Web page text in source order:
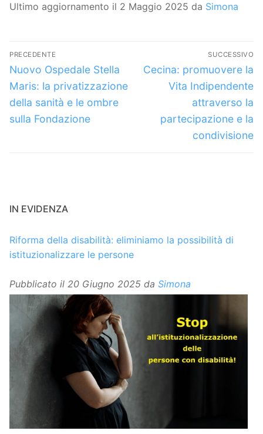
Ultimo aggiornamento il 2 Maggio 2025 da Simona
Navigazione
articoli
PRECEDENTE
Articolo
precedente:
Nuovo Ospedale Stella
Maris: la privatizzazione
della sanità e le ombre
sulla Fondazione
SUCCESSIVO
Articolo
successivo:
Cecina: promuovere la
Vita Indipendente
attraverso la
partecipazione e la
condivisione
IN EVIDENZA
Riforma della disabilità: eliminiamo la possibilità di
istituzionalizzare le persone
Pubblicato il 20 Giugno 2025 da Simona